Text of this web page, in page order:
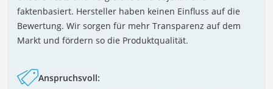
faktenbasiert. Hersteller haben keinen Einfluss auf die
Bewertung. Wir sorgen für mehr Transparenz auf dem
Markt und fördern so die Produktqualität.
Anspruchsvoll: